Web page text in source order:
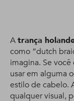
Atrança
como “dutch
imagina. Se
usar em alguma
estilo de cabelo.
qualquer visual,